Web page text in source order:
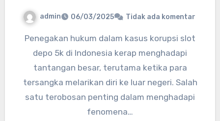
admin 06/03/2025 Tidak ada komentar
Penegakan hukum dalam kasus korupsi slot
depo 5k di Indonesia kerap menghadapi
tantangan besar, terutama ketika para
tersangka melarikan diri ke luar negeri. Salah
satu terobosan penting dalam menghadapi
fenomena…